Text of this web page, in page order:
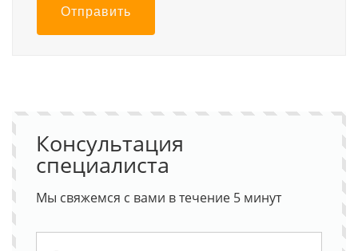
Отправить
Консультация
специалиста
Мы свяжемся с вами в течение 5 минут